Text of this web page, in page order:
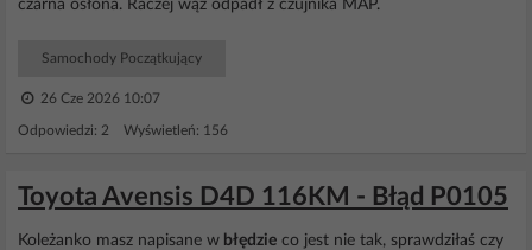
czarna osłona. Raczej wąż odpadł z czujnika MAP.
Samochody Początkujący
26 Cze 2026 10:07
Odpowiedzi: 2 Wyświetleń: 156
Toyota Avensis D4D 116KM - Błąd P0105
Koleżanko masz napisane w błędzie co jest nie tak, sprawdziłaś czy